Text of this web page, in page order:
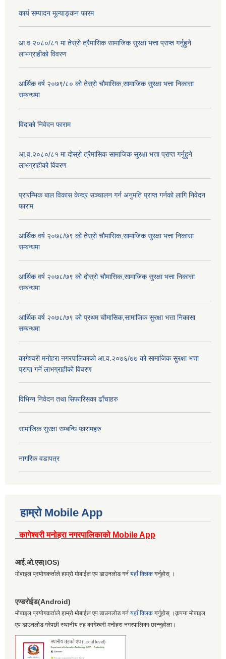
कार्य सम्पादन मूल्याङ्कन फारम
आ.व.२०८०/८१ मा तेस्रो त्रैमासिक सामाजिक सुरक्षा भत्ता प्राप्त गर्नुहुने
लाभग्राहीको विवरण
आर्थिक वर्ष २०७९/८० को तेस्रो चौमासिक,सामाजिक सुरक्षा भत्ता निकासा
सम्बन्धमा
विदाको निवेदन फाराम
आ.व.२०८०/८१ मा दोस्रो त्रैमासिक सामाजिक सुरक्षा भत्ता प्राप्त गर्नुहुने
लाभग्राहीको विवरण
प्रारम्भिक बाल विकास केन्द्र सञ्चालन गर्न अनुमति प्राप्त गर्नको लागि निवेदन
फाराम
आर्थिक वर्ष २०७८/७९ को तेस्रो चौमासिक,सामाजिक सुरक्षा भत्ता निकासा
सम्बन्धमा
आर्थिक वर्ष २०७८/७९ को दोस्रो चौमासिक,सामाजिक सुरक्षा भत्ता निकासा
सम्बन्धमा
आर्थिक वर्ष २०७८/७९ को प्रथम चौमासिक,सामाजिक सुरक्षा भत्ता निकासा
सम्बन्धमा
कागेश्वरी मनोहरा नगरपालिकाको आ.व.२०७६/७७ को सामाजिक सुरक्षा भत्ता
प्राप्त गर्ने लाभग्राहीको विवरण
विभिन्न निवेदन तथा सिफारिसका ढाँचाहरु
सामाजिक सुरक्षा सम्बन्धि फारामहरु
नागरिक वडापत्र
हाम्रो Mobile App
कागेश्वरी मनोहरा नगरपालिकाको Mobile App
आई.ओ.एस(IOS)
मोबाइल प्रयोगकर्ताले हाम्रो मोबाईल एप डाउनलोड गर्न यहाँ क्लिक गर्नुहोस् ।
एण्डरोईड(Android)
मोबाइल प्रयोगकर्ताले हाम्रो मोबाईल एप डाउनलोड गर्न यहाँ क्लिक गर्नुहोस् ।कृपया मोबाइल
एप डाउनलोड गरेपछी स्थानीय तह कागेश्वरी मनोहरा नगरपालिका छान्नुहोला।